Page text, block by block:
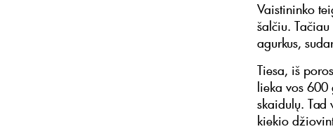
Vaistininko
šalčiu.
agurkus,
Tiesa, iš
lieka vos
skaidulų.
kiekio